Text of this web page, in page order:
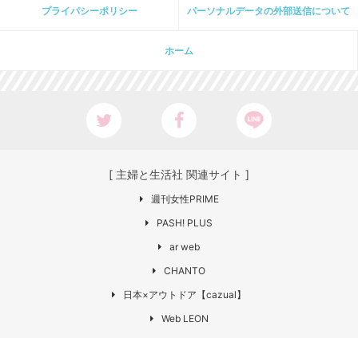
プライパシーポリシー パーソナルデータの外部送信について
ホーム
[ 主婦と生活社 関連サイト ]
週刊女性PRIME
PASH! PLUS
ar web
CHANTO
日本×アウトドア【cazual】
Web LEON